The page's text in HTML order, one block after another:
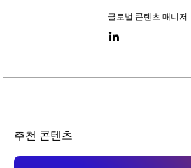
글로벌 콘텐츠 매니저
LinkedIn link
추천 콘텐츠